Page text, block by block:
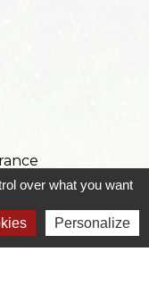
over what you want
Personalize